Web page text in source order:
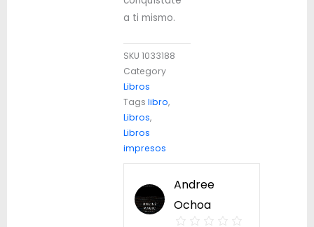
a ti mismo.
SKU1033188
Category
Libros
Tags libro,
Libros,
Libros
impresos
Andree
Ochoa